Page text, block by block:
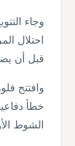
وجاء
احتلال
قبل أن
خطأ
الشوط